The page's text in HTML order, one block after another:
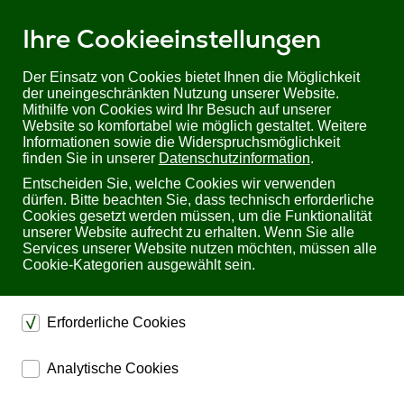
Ihre Cookieeinstellungen
Der Einsatz von Cookies bietet Ihnen die Möglichkeit
der uneingeschränkten Nutzung unserer Website.
Mithilfe von Cookies wird Ihr Besuch auf unserer
Website so komfortabel wie möglich gestaltet. Weitere
Informationen sowie die Widerspruchsmöglichkeit
finden Sie in unserer Datenschutzinformation.
Entscheiden Sie, welche Cookies wir verwenden
dürfen. Bitte beachten Sie, dass technisch erforderliche
Cookies gesetzt werden müssen, um die Funktionalität
unserer Website aufrecht zu erhalten. Wenn Sie alle
Services unserer Website nutzen möchten, müssen alle
Cookie-Kategorien ausgewählt sein.
Erforderliche Cookies
dienen dem technischen einwandfreien Betrieb unserer
Website.
Analytische Cookies
Sie befinden sich hier:Startseite
Produkte
Industrial/ Schaltschrankbau
Schaltnetzteil, Hutschiene | 48V, 345W, 7A | ADELSystem FLEX28048A
Schaltnetzteil, Hutschiene 48V, 345W, 7A
ADELSystem FLEX28048A